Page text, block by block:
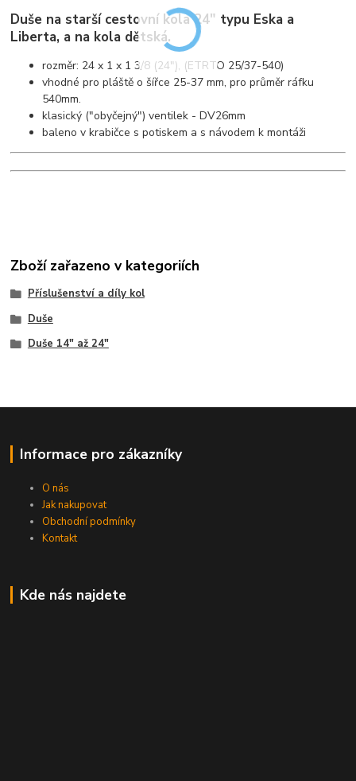
Duše na starší cestovní kola 24" typu Eska a
Liberta, a na kola dětská.
rozměr: 24 x 1 x 1 3/8 (24"), (ETRTO 25/37-540)
vhodné pro pláště o šířce 25-37 mm, pro průměr ráfku
540mm.
klasický ("obyčejný") ventilek - DV26mm
baleno v krabičce s potiskem a s návodem k montáži
Zboží zařazeno v kategoriích
Příslušenství a díly kol
Duše
Duše 14" až 24"
Informace pro zákazníky
O nás
Jak nakupovat
Obchodní podmínky
Kontakt
Kde nás najdete